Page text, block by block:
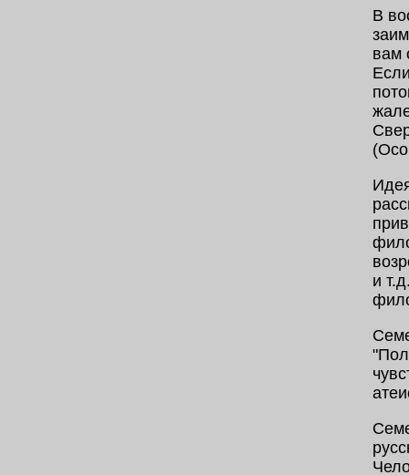
В
вам
и